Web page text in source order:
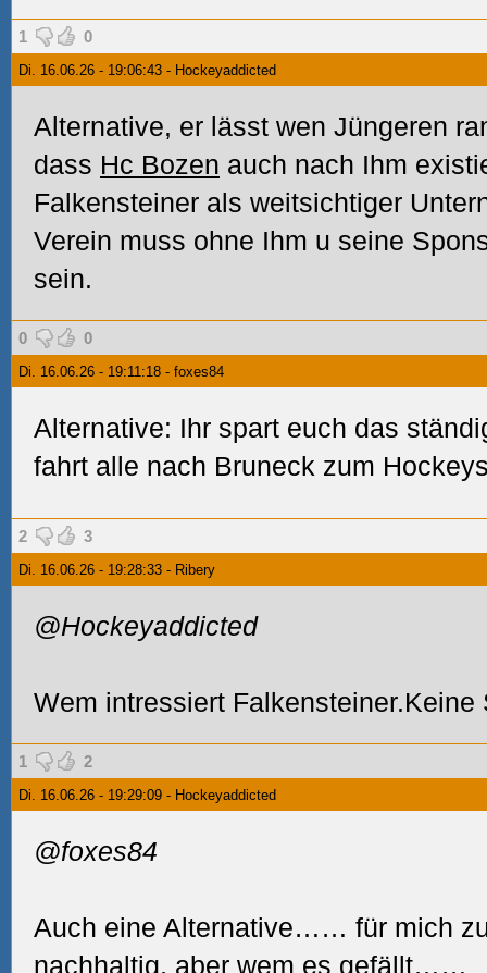
1 0
Di. 16.06.26 - 19:06:43 - Hockeyaddicted
Alternative, er lässt wen Jüngeren
dass Hc Bozen auch nach Ihm
Falkensteiner als weitsichtiger
Verein muss ohne Ihm u seine
sein.
0 0
Di. 16.06.26 - 19:11:18 - foxes84
Alternative: Ihr spart euch das
fahrt alle nach Bruneck zum
2 3
Di. 16.06.26 - 19:28:33 - Ribery
@Hockeyaddicted
Wem intressiert Falkensteiner.Keine
1 2
Di. 16.06.26 - 19:29:09 - Hockeyaddicted
@foxes84
Auch eine Alternative…… für mich
nachhaltig, aber wem es gefällt……